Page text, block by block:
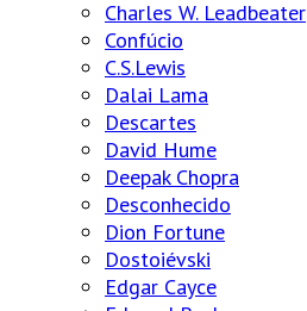
Charles W. Leadbeater
Confúcio
C.S.Lewis
Dalai Lama
Descartes
David Hume
Deepak Chopra
Desconhecido
Dion Fortune
Dostoiévski
Edgar Cayce